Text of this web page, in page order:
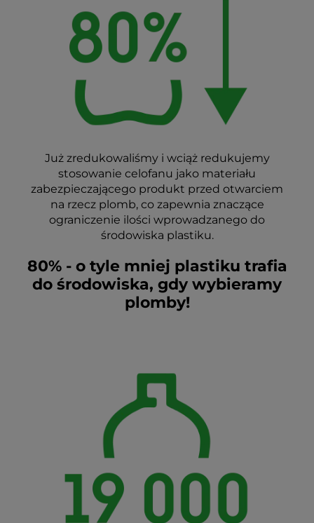
Już zredukowaliśmy i wciąż redukujemy
stosowanie celofanu jako materiału
zabezpieczającego produkt przed otwarciem
na rzecz plomb, co zapewnia znaczące
ograniczenie ilości wprowadzanego do
środowiska plastiku.
80% - o tyle mniej plastiku trafia
do środowiska, gdy wybieramy
plomby!